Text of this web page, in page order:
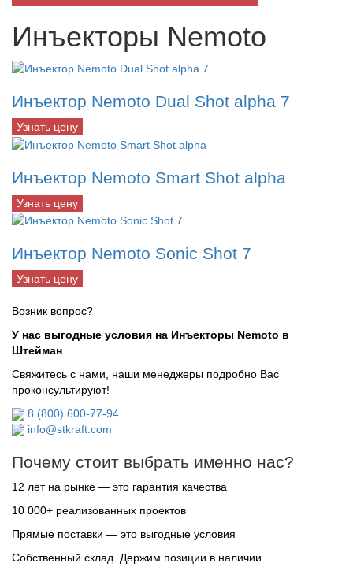
Инъекторы Nemoto
Инъектор Nemoto Dual Shot alpha 7
Узнать цену
Инъектор Nemoto Smart Shot alpha
Узнать цену
Инъектор Nemoto Sonic Shot 7
Узнать цену
Возник вопрос?
У нас выгодные условия на Инъекторы Nemoto в
Штейман
Свяжитесь с нами, наши менеджеры подробно Вас
проконсультируют!
8 (800) 600-77-94
info@stkraft.com
Почему стоит выбрать именно нас?
12 лет на рынке — это гарантия качества
10 000+ реализованных проектов
Прямые поставки — это выгодные условия
Собственный склад. Держим позиции в наличии